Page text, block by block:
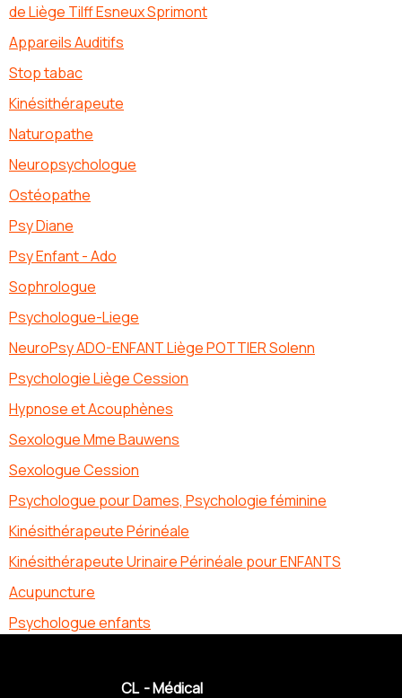
de Liège Tilff Esneux Sprimont
Appareils Auditifs
Stop tabac
Kinésithérapeute
Naturopathe
Neuropsychologue
Ostéopathe
Psy Diane
Psy Enfant - Ado
Sophrologue
Psychologue-Liege
NeuroPsy ADO-ENFANT Liège POTTIER Solenn
Psychologie Liège Cession
Hypnose et Acouphènes
Sexologue Mme Bauwens
Sexologue Cession
Psychologue pour Dames, Psychologie féminine
Kinésithérapeute Périnéale
Kinésithérapeute Urinaire Périnéale pour ENFANTS
Acupuncture
Psychologue enfants
CL - Médical